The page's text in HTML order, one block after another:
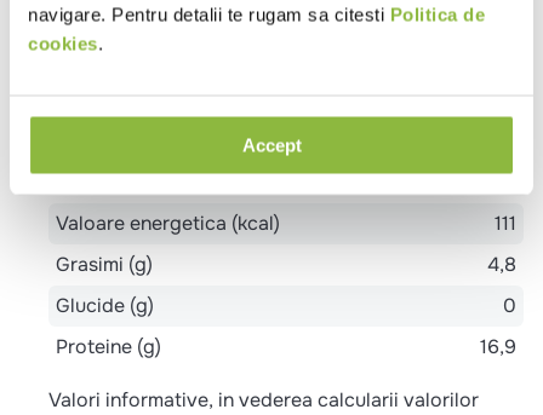
navigare. Pentru detalii te rugam sa citesti Politica de
cookies.
Accept
Ingrediente
Valoare energetica (kj)
463
Valoare energetica (kcal)
111
Grasimi (g)
4,8
Glucide (g)
0
Proteine (g)
16,9
Valori informative, in vederea calcularii valorilor